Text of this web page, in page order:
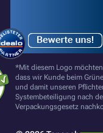
*Mit diesem Logo
dass wir Kunde beim
und damit unseren
Systembeteiligung nach
Verpackungsgesetz